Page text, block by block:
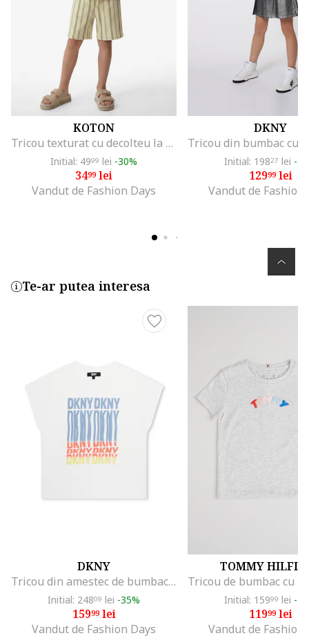
KOTON
Tricou texturat cu decolteu la baza gatului, Alb fildes
Initial: 4999 lei -30%
3499lei
Vandut de Fashion Days
DKNY
Initial: 19827 lei -
12999lei
Vandut de Fashion
Te-ar putea interesa
DKNY
Tricou din amestec de bumbac cu imprimeu logo, Alb
Initial: 24809 lei -35%
15999lei
Vandut de Fashion Days
TOMMY
Initial: 15999 lei -
11999lei
Vandut de Fashion